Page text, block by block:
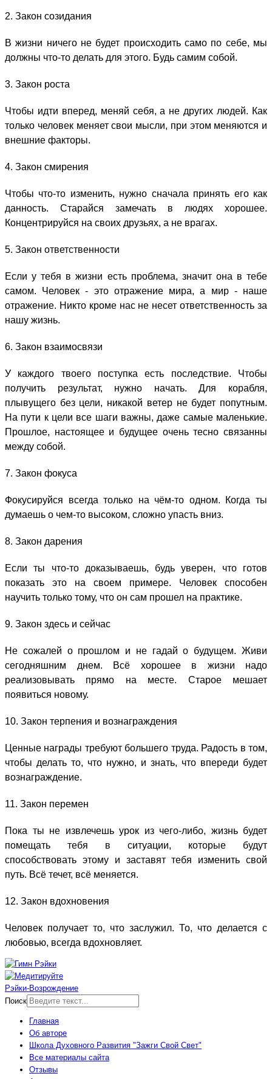
2. Закон созидания
В жизни ничего не будет происходить само по себе, мы
должны что-то делать для этого. Будь самим собой.
3. Закон роста
Чтобы идти вперед, меняй себя, а не других людей. Как
только человек меняет свои мысли, при этом меняются и
внешние факторы.
4. Закон смирения
Чтобы что-то изменить, нужно сначала принять его как
данность. Старайся замечать в людях хорошее.
Концентрируйся на своих друзьях, а не врагах.
5. Закон ответственности
Если у тебя в жизни есть проблема, значит она в тебе
самом. Человек - это отражение мира, а мир - наше
отражение. Никто кроме нас не несет ответственность за
нашу жизнь.
6. Закон взаимосвязи
У каждого твоего поступка есть последствие. Чтобы
получить результат, нужно начать. Для корабля,
плывущего без цели, никакой ветер не будет попутным.
На пути к цели все шаги важны, даже самые маленькие.
Прошлое, настоящее и будущее очень тесно связанны
между собой.
7. Закон фокуса
Фокусируйся всегда только на чём-то одном. Когда ты
думаешь о чем-то высоком, сложно упасть вниз.
8. Закон дарения
Если ты что-то доказываешь, будь уверен, что готов
показать это на своем примере. Человек способен
научить только тому, что он сам прошел на практике.
9. Закон здесь и сейчас
Не сожалей о прошлом и не гадай о будущем. Живи
сегодняшним днем. Всё хорошее в жизни надо
реализовывать прямо на месте. Старое мешает
появиться новому.
10. Закон терпения и вознаграждения
Ценные награды требуют большего труда. Радость в том,
чтобы делать то, что нужно, и знать, что впереди будет
вознаграждение.
11. Закон перемен
Пока ты не извлечешь урок из чего-либо, жизнь будет
помещать тебя в ситуации, которые будут
способствовать этому и заставят тебя изменить свой
путь. Всё течет, всё меняется.
12. Закон вдохновения
Человек получает то, что заслужил. То, что делается с
любовью, всегда вдохновляет.
Рэйки-Возрождение
Поиск
Главная
Об авторе
Школа Духовного Развития "Зажги Свой Свет"
Все материалы сайта
Отзывы